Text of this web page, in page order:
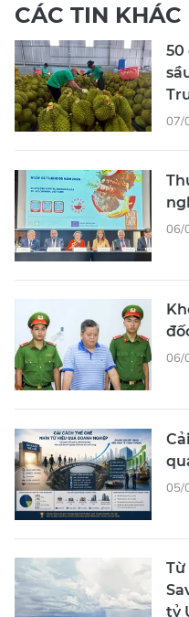
CÁC TIN KHÁC
50
07/
06/
06/
05/
tỷ